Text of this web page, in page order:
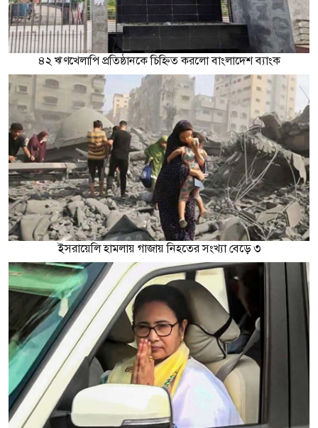
৪২ ঋণখেলাপি প্রতিষ্ঠানকে চিহ্নিত করলো বাংলাদেশ ব্যাংক
ইসরায়েলি হামলায় গাজায় নিহতের সংখ্যা বেড়ে ৩